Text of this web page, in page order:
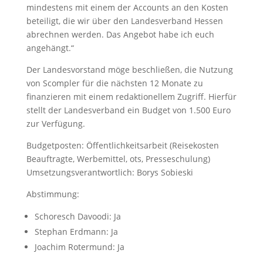
mindestens mit einem der Accounts an den Kosten
beteiligt, die wir über den Landesverband Hessen
abrechnen werden. Das Angebot habe ich euch
angehängt.“
Der Landesvorstand möge beschließen, die Nutzung
von Scompler für die nächsten 12 Monate zu
finanzieren mit einem redaktionellem Zugriff. Hierfür
stellt der Landesverband ein Budget von 1.500 Euro
zur Verfügung.
Budgetposten: Öffentlichkeitsarbeit (Reisekosten
Beauftragte, Werbemittel, ots, Presseschulung)
Umsetzungsverantwortlich: Borys Sobieski
Abstimmung:
Schoresch Davoodi: Ja
Stephan Erdmann: Ja
Joachim Rotermund: Ja